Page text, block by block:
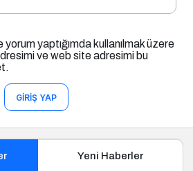
yaptığımda kullanılmak üzere
ve web site adresimi bu
GIRIŞ YAP
Yeni Haberler